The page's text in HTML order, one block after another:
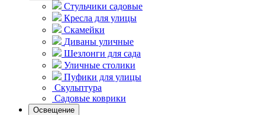
Стульчики садовые
Кресла для улицы
Скамейки
Диваны уличные
Шезлонги для сада
Уличные столики
Пуфики для улицы
Скульптура
Садовые коврики
Освещение